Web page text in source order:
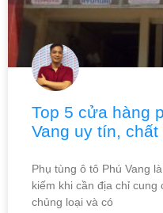
Top 5 cửa hàng
Vang uy tín,
Phụ tùng ô tô Phú Vang
kiếm khi cần địa chỉ
chủng loại và có